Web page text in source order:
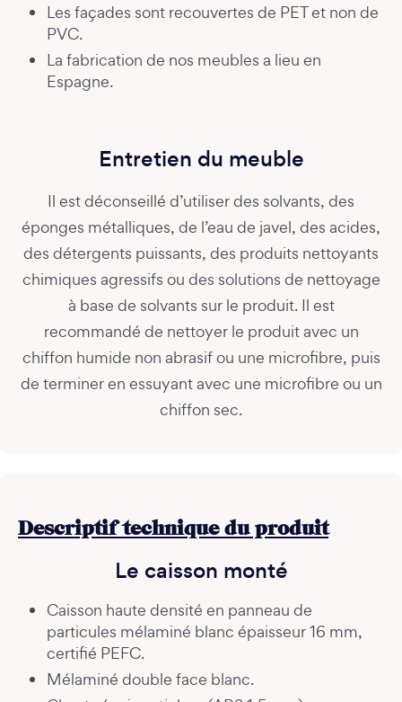
Les façades sont recouvertes de PET et non de
PVC.
La fabrication de nos meubles a lieu en
Espagne.
Entretien du meuble
Il est déconseillé d’utiliser des solvants, des
éponges métalliques, de l’eau de javel, des acides,
des détergents puissants, des produits nettoyants
chimiques agressifs ou des solutions de nettoyage
à base de solvants sur le produit. Il est
recommandé de nettoyer le produit avec un
chiffon humide non abrasif ou une microfibre, puis
de terminer en essuyant avec une microfibre ou un
chiffon sec.
Descriptif technique du produit
Le caisson monté
Caisson haute densité en panneau de
particules mélaminé blanc épaisseur 16 mm,
certifié PEFC.
Mélaminé double face blanc.